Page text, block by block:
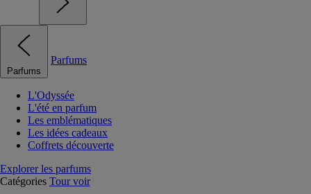
Parfums
Parfums
L'Odyssée
L'été en parfum
Les emblématiques
Les idées cadeaux
Coffrets découverte
Explorer les parfums
Catégories Tour voir